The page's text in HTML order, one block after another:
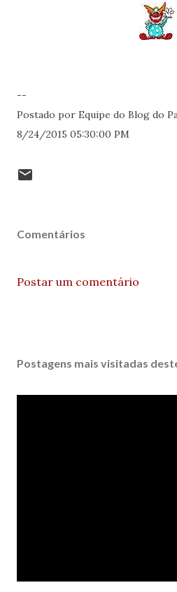
--
Postado por Equipe do Blog do
8/24/2015 05:30:00 PM
Comentários
Postar um comentário
Postagens mais visitadas